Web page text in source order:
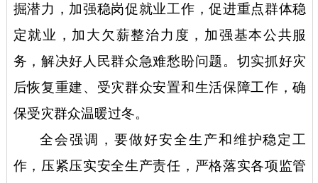
掘潜力，加强稳岗促就业工作，促进重点群体稳
定就业，加大欠薪整治力度，加强基本公共服
务，解决好人民群众急难愁盼问题。切实抓好灾
后恢复重建、受灾群众安置和生活保障工作，确
保受灾群众温暖过冬。
全会强调，要做好安全生产和维护稳定工
作，压紧压实安全生产责任，严格落实各项监管